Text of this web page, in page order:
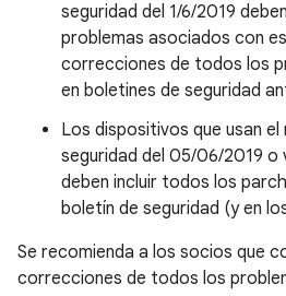
seguridad del 1/6/2019
problemas asociados con
correcciones de todos los
en boletines de seguridad
Los dispositivos que usan el
seguridad del 05/06/2019
deben incluir todos los
boletín de seguridad (y en
Se recomienda a los socios que
correcciones de todos los